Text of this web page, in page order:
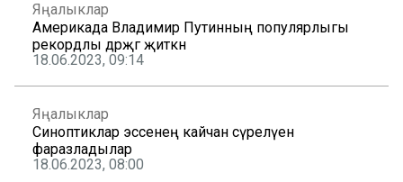
Яңалыклар
Америкада Владимир Путинның популярлыгы
рекордлы дәрәҗәгә җиткән
18.06.2023, 09:14
Яңалыклар
Синоптиклар эссенең кайчан сүрелүен
фаразладылар
18.06.2023, 08:00